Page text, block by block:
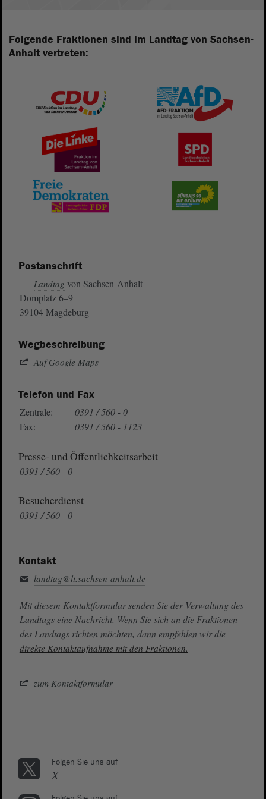
Folgende Fraktionen sind im Landtag von Sachsen-
Anhalt vertreten:
Postanschrift
Landtag von Sachsen-Anhalt
Domplatz 6–9
39104 Magdeburg
Wegbeschreibung
Auf Google Maps
Telefon und Fax
Zentrale:
0391 / 560 - 0
Fax:
0391 / 560 - 1123
Presse- und Öffentlichkeitsarbeit
0391 / 560 - 0
Besucherdienst
0391 / 560 - 0
Kontakt
landtag@lt.sachsen-anhalt.de
Mit diesem Kontaktformular senden Sie der Verwaltung des
Landtags eine Nachricht. Wenn Sie sich an die Fraktionen
des Landtags richten möchten, dann empfehlen wir die
direkte Kontaktaufnahme mit den Fraktionen.
zum Kontaktformular
Folgen Sie uns auf
X